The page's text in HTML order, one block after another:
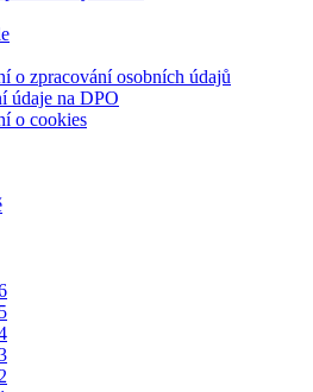
o zpracování osobních údajů
údaje na DPO
o cookies